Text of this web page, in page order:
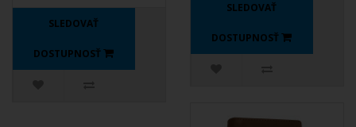
SLEDOVAŤ
DOSTUPNOSŤ
SLEDOVAŤ
DOSTUPNOSŤ